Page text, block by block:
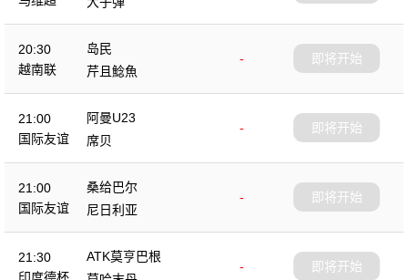
20:30
越南联
岛民
-
芹且鯰魚
即将开始
21:00
国际友谊
阿曼U23
-
席贝
即将开始
21:00
国际友谊
桑给巴尔
-
尼日利亚
即将开始
21:30
ATK莫亨巴根
-
即将开始